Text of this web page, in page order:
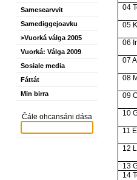
Samesearvvit
Samediggejoavku
>Vuorká válga 2005
Vuorká: Válga 2009
Sosiale media
Fáttát
Min birra
Čále ohcansáni dása
04
05
06
07
08
09
10
11
12
13
14